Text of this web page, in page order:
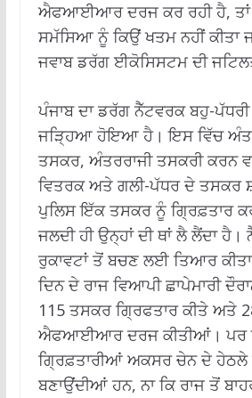
ਐਫਆਈਆਰ ਦਰਜ ਕਰ ਰਹੀ ਹੈ, ਤਾਂ
ਸਮੱਸਿਆ ਨੂੰ ਕਿਉਂ ਖਤਮ ਨਹੀਂ ਕੀਤਾ
ਜਵਾਬ ਡਰੱਗ ਈਕੋਸਿਸਟਮ ਦੀ
ਪੰਜਾਬ ਦਾ ਡਰੱਗ ਨੈੱਟਵਰਕ ਬਹੁ-
ਜੜ੍ਹਿਆ ਹੋਇਆ ਹੈ। ਇਸ ਵਿੱਚ
ਤਸਕਰ, ਅੰਤਰਰਾਜੀ ਤਸਕਰੀ ਕਰਨ
ਵਿਤਰਕ ਅਤੇ ਗਲੀ-ਪੱਧਰ ਦੇ ਤਸਕਰ
ਪੁਲਿਸ ਇੱਕ ਤਸਕਰ ਨੂੰ ਗ੍ਰਿਫ਼ਤਾਰ
ਜਲਦੀ ਹੀ ਉਨ੍ਹਾਂ ਦੀ ਥਾਂ ਲੈ ਲੈਂਦਾ
ਰੁਕਾਵਟਾਂ ਤੋਂ ਬਚਣ ਲਈ ਤਿਆਰ
ਦਿਨ ਦੇ ਰਾਜ ਵਿਆਪੀ ਛਾਪੇਮਾਰੀ
115 ਤਸਕਰ ਗ੍ਰਿਫਤਾਰ ਕੀਤੇ ਅਤੇ
ਐਫਆਈਆਰ ਦਰਜ ਕੀਤੀਆਂ। ਪਰ
ਗ੍ਰਿਫ਼ਤਾਰੀਆਂ ਅਕਸਰ ਚੇਨ ਦੇ ਹੇਠਲੇ
ਬਣਾਉਂਦੀਆਂ ਹਨ, ਨਾ ਕਿ ਰਾਜ ਤੋਂ